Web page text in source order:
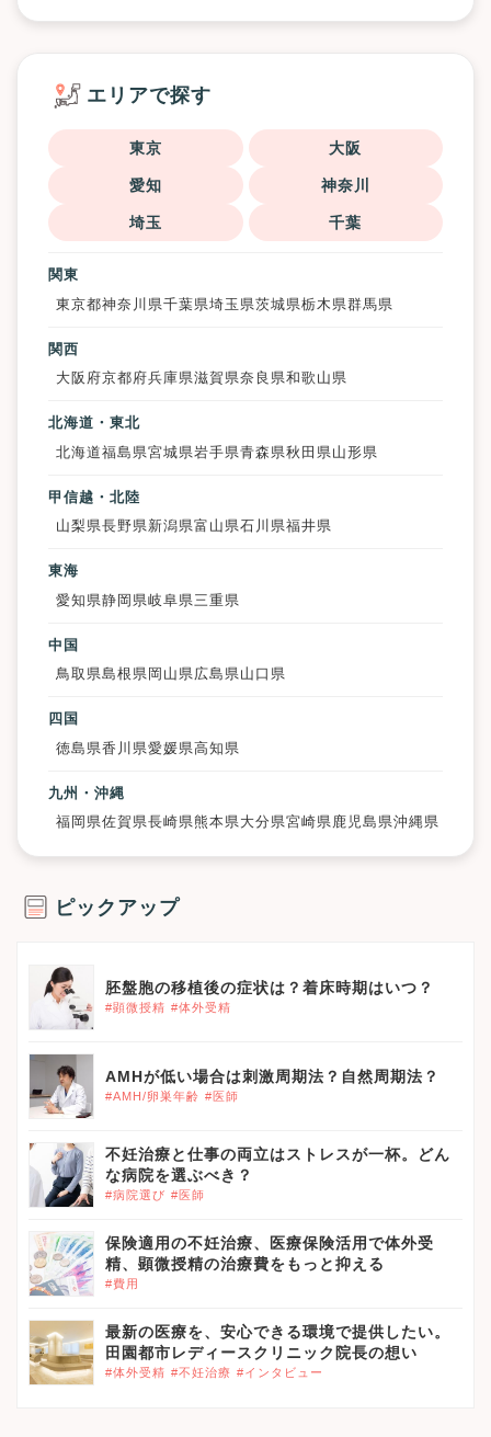
エリアで探す
東京 大阪
愛知 神奈川
埼玉 千葉
関東
東京都神奈川県千葉県埼玉県茨城県栃木県群馬県
関西
大阪府京都府兵庫県滋賀県奈良県和歌山県
北海道・東北
北海道福島県宮城県岩手県青森県秋田県 山形県
甲信越・北陸
山梨県長野県新潟県富山県石川県福井県
東海
愛知県静岡県岐阜県 三重県
中国
鳥取県島根県 岡山県広島県山口県
四国
徳島県香川県愛媛県高知県
九州・沖縄
福岡県佐賀県長崎県熊本県大分県宮崎県鹿児島県沖縄県
ピックアップ
胚盤胞の移植後の症状は？着床時期はいつ？
#顕微授精 #体外受精
AMHが低い場合は刺激周期法？自然周期法？
#AMH/卵巣年齢 #医師
不妊治療と仕事の両立はストレスが一杯。どん
な病院を選ぶべき？
#病院選び #医師
保険適用の不妊治療、医療保険活用で体外受
精、顕微授精の治療費をもっと抑える
#費用
最新の医療を、安心できる環境で提供したい。
田園都市レディースクリニック院長の想い
#体外受精 #不妊治療 #インタビュー